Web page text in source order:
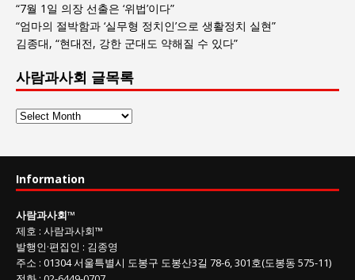
“7월 1일 의장 선출은 ‘위법’이다”
“엄마의 절박함과 ‘실무형 정치인’으로 생활정치 실현”
김종대, “현대전, 강한 군대도 약해질 수 있다”
사람과사회 글목록
사
회
목
록
Information
사람과사회™
제호 : 사람과사회™
발행인·편집인 : 김종영
주소 : 01304서울특별시 도봉구 도봉산3길 78-6, 301호(도봉동 575-11)